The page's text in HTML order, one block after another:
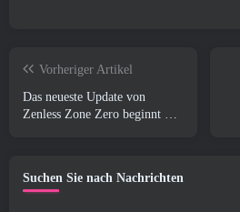
Vorheriger Artikel
Das neueste Update von
Zenless Zone Zero beginnt mit
Suchen Sie nach Nachrichten